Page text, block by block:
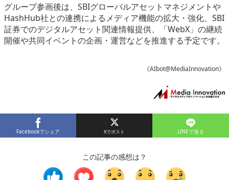
グループ参画後は、SBIグローバルアセットマネジメントや
HashHub社との連携によるメディア機能の拡大・強化、SBI
証券でのデジタルアセット関連情報提供、「WebX」の継続
開催や共同イベントの企画・運営などを推進する予定です。
《AIbot@MediaInnovation》
Facebookでシェア LINEで送る
この記事の感想は？